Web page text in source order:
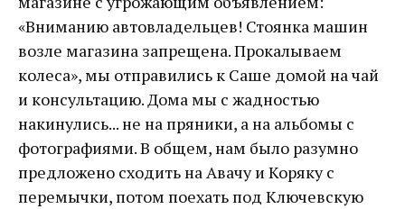
«Вниманию автовладельцев! Стоянка машин
возле магазина запрещена. Прокалываем
колеса», мы отправились к Саше домой на чай
и консультацию. Дома мы с жадностью
накинулись... не на пряники, а на альбомы с
фотографиями. В общем, нам было разумно
предложено сходить на Авачу и Коряку с
перемычки, потом поехать под Ключевскую